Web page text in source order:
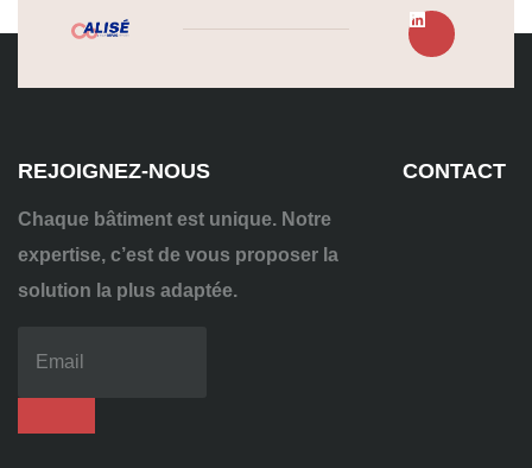
REJOIGNEZ-NOUS
Chaque bâtiment est unique. Notre
expertise, c’est de vous proposer la
solution la plus adaptée.
CONTACT